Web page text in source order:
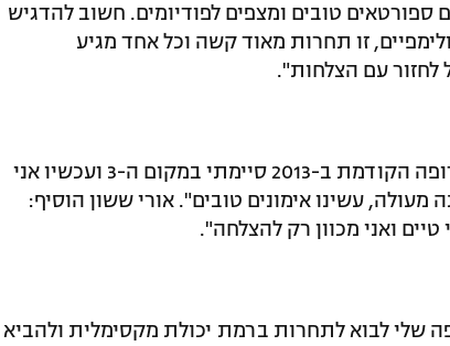
טובים ומצפים לפודיומים. חשוב להדגיש
זו תחרות מאוד קשה וכל אחד מגיע
לחזור עם הצלחות".
הג'ודוקא טומי ארשנסקי אמר: " באליפות אירופה הקודמת ב-2013 סיימתי במקום ה-3 ועכשיו אני
עשינו אימונים טובים". אורי ששון הוסיף:
ואני מכוון רק להצלחה".
שלי לבוא לתחרות ברמת יכולת מקסימלית ולהביא